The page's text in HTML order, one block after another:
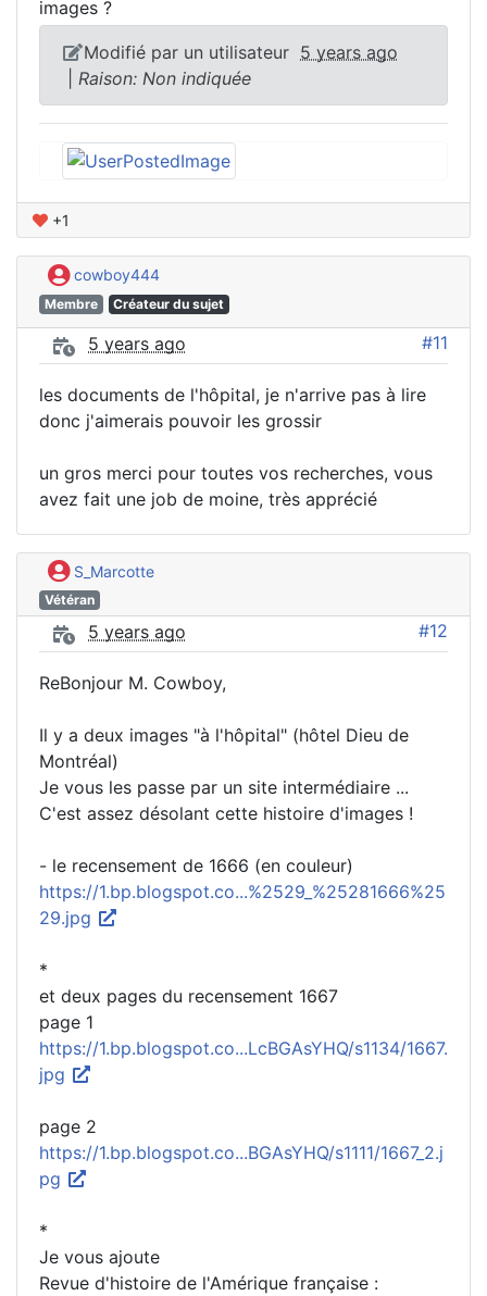
images ?
Modifié par un utilisateur 5 years ago
Raison: Non indiquée
+1
cowboy444
Membre Créateur du sujet
5 years ago #11
les documents de l'hôpital, je n'arrive pas à lire
donc j'aimerais pouvoir les grossir
un gros merci pour toutes vos recherches, vous
avez fait une job de moine, très apprécié
S_Marcotte
Vétéran
5 years ago #12
ReBonjour M. Cowboy,
Il y a deux images "à l'hôpital" (hôtel Dieu de
Montréal)
Je vous les passe par un site intermédiaire ...
C'est assez désolant cette histoire d'images !
- le recensement de 1666 (en couleur)
https://1.bp.blogspot.co...%2529_%25281666%25
29.jpg
*
et deux pages du recensement 1667
page 1
https://1.bp.blogspot.co...LcBGAsYHQ/s1134/1667.
jpg
page 2
https://1.bp.blogspot.co...BGAsYHQ/s1111/1667_2.j
pg
*
Je vous ajoute
Revue d'histoire de l'Amérique française :